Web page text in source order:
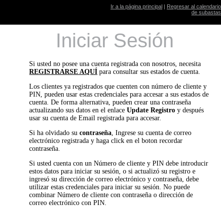
Ir a la página principal | Regresar al calendario
de subastas
Iniciar Sesión
Si usted no posee una cuenta registrada con nosotros, necesita
REGISTRARSE AQUÍ para consultar sus estados de cuenta.
Los clientes ya registrados que cuenten con número de cliente y
PIN, pueden usar estas credenciales para accesar a sus estados de
cuenta. De forma alternativa, pueden crear una contraseña
actualizando sus datos en el enlaceUpdate Registro y después
usar su cuenta de Email registrada para accesar.
Si ha olvidado sucontraseña, Ingrese su cuenta de correo
electrónico registrada y haga click en el boton recordar
contraseña.
Si usted cuenta con un Número de cliente y PIN debe introducir
estos datos para iniciar su sesión, o si actualizó su registro e
ingresó su dirección de correo electrónico y contraseña, debe
utilizar estas credenciales para iniciar su sesión. No puede
combinar Número de cliente con contraseña o dirección de
correo electrónico con PIN.